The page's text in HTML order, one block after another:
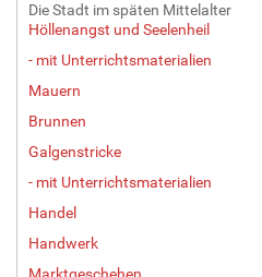
Die Stadt im späten Mittelalter
Höllenangst und Seelenheil
- mit Unterrichtsmaterialien
Mauern
Brunnen
Galgenstricke
- mit Unterrichtsmaterialien
Handel
Handwerk